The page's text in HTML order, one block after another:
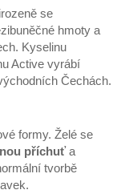
se
hmoty a
Kyselinu
Active vyrábí
Čechách.
formy. Želé se
příchuť a
tvorbě